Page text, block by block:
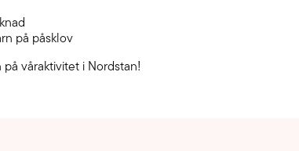
på påsklov
våraktivitet i Nordstan!